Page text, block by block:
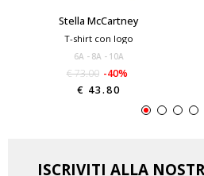
Stella McCartney
T-shirt con logo
6A 8A 10A
€ 73.00 -40%
€ 43.80
ISCRIVITI ALLA